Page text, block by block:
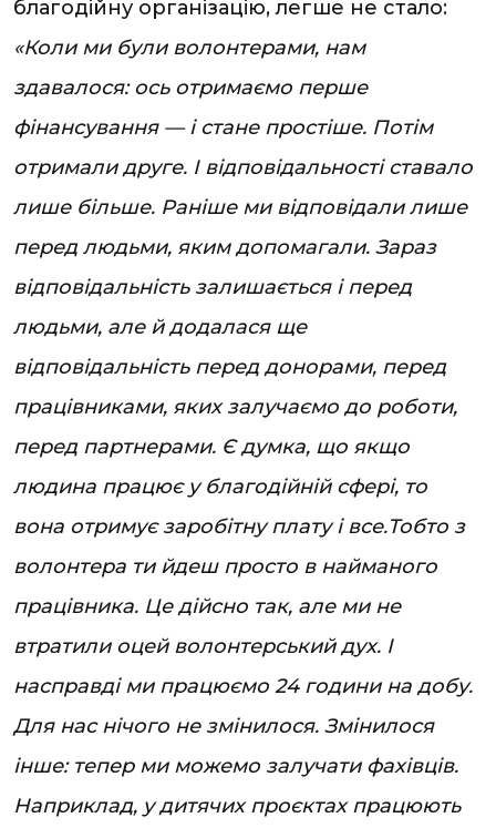
благодійну організацію, легше не стало:
«Коли ми були волонтерами, нам
здавалося: ось отримаємо перше
фінансування — і стане простіше. Потім
отримали друге. І відповідальності ставало
лише більше. Раніше ми відповідали лише
перед людьми, яким допомагали. Зараз
відповідальність залишається і перед
людьми, але й додалася ще
відповідальність перед донорами, перед
працівниками, яких залучаємо до роботи,
перед партнерами. Є думка, що якщо
людина працює у благодійній сфері, то
вона отримує заробітну плату і все.Тобто з
волонтера ти йдеш просто в найманого
працівника. Це дійсно так, але ми не
втратили оцей волонтерський дух. І
насправді ми працюємо 24 години на добу.
Для нас нічого не змінилося. Змінилося
інше: тепер ми можемо залучати фахівців.
Наприклад, у дитячих проєктах працюють